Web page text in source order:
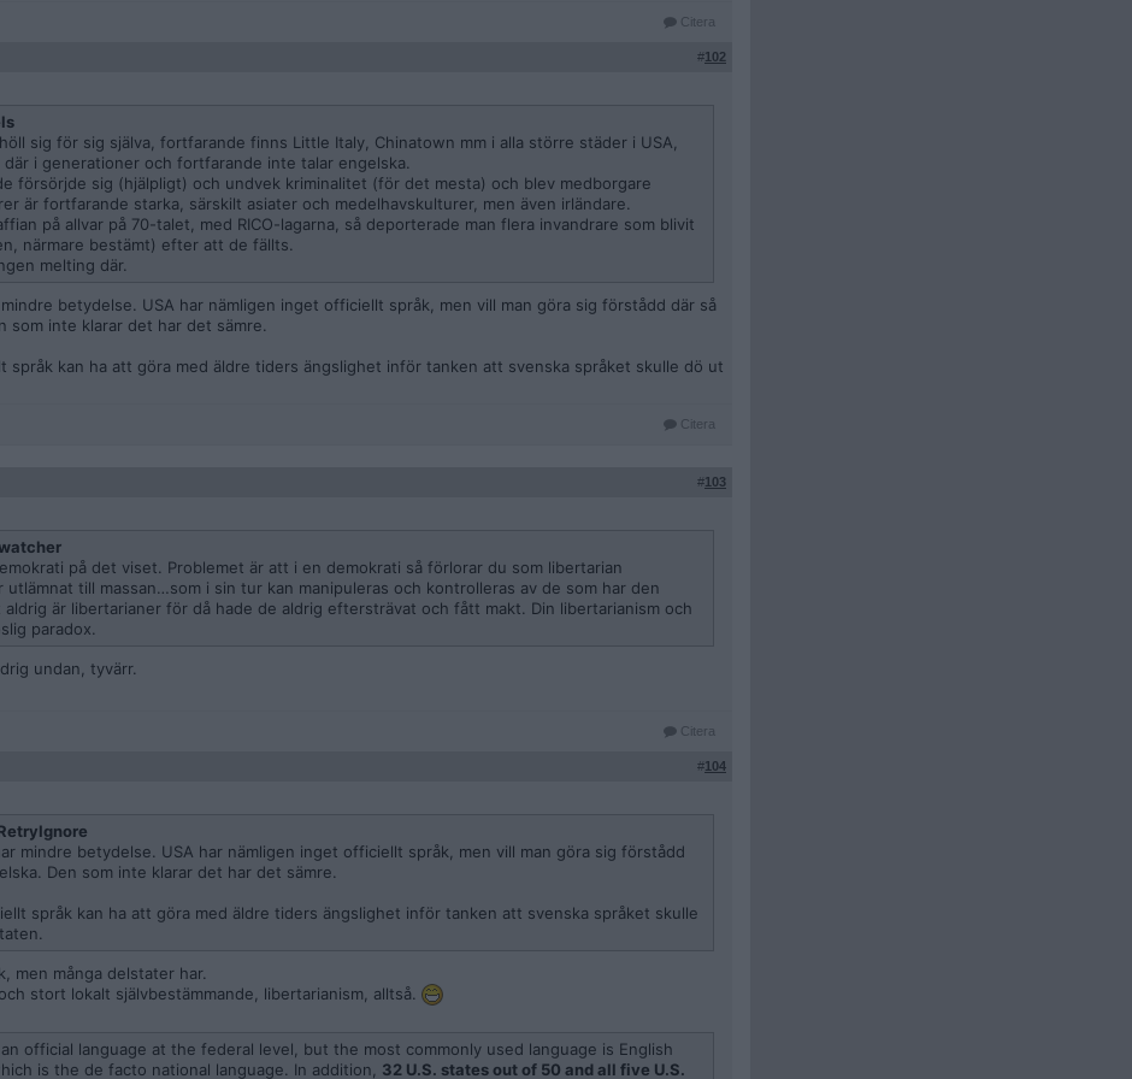
Citera
#102
sig för sig själva, fortfarande finns Little Italy, Chinatown mm i alla större städer i USA,
i generationer och fortfarande inte talar engelska.
försörjde sig (hjälpligt) och undvek kriminalitet (för det mesta) och blev medborgare
är fortfarande starka, särskilt asiater och medelhavskulturer, men även irländare.
på allvar på 70-talet, med RICO-lagarna, så deporterade man flera invandrare som blivit
närmare bestämt) efter att de fällts.
melting där.
betydelse. USA har nämligen inget officiellt språk, men vill man göra sig förstådd där så
som inte klarar det har det sämre.
språk kan ha att göra med äldre tiders ängslighet inför tanken att svenska språket skulle dö ut
Citera
#103
på det viset. Problemet är att i en demokrati så förlorar du som libertarian
till massan…som i sin tur kan manipuleras och kontrolleras av de som har den
är libertarianer för då hade de aldrig eftersträvat och fått makt. Din libertarianism och
paradox.
undan, tyvärr.
Citera
#104
mindre betydelse. USA har nämligen inget officiellt språk, men vill man göra sig förstådd
Den som inte klarar det har det sämre.
språk kan ha att göra med äldre tiders ängslighet inför tanken att svenska språket skulle
men många delstater har.
stort lokalt självbestämmande, libertarianism, alltså.
official language at the federal level, but the most commonly used language is English
is the de facto national language. In addition, 32 U.S. states out of 50 and all five U.S.